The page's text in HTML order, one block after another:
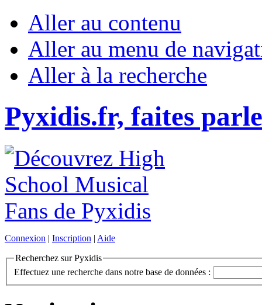
Aller au contenu
Aller au menu de
Aller à la recherche
Pyxidis.fr, faites
Connexion | Inscription | Aide
Recherchez sur Pyxidis
Effectuez une recherche dans notre base de données :